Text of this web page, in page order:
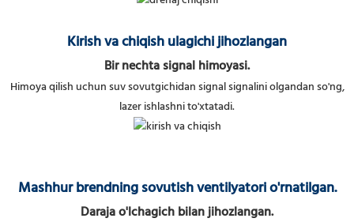
Kirish va chiqish ulagichi jihozlangan
Bir nechta signal himoyasi.
Himoya qilish uchun suv sovutgichidan signal signalini olgandan so'ng,
lazer ishlashni to'xtatadi.
Mashhur brendning sovutish ventilyatori o'rnatilgan.
Daraja o'lchagich bilan jihozlangan.